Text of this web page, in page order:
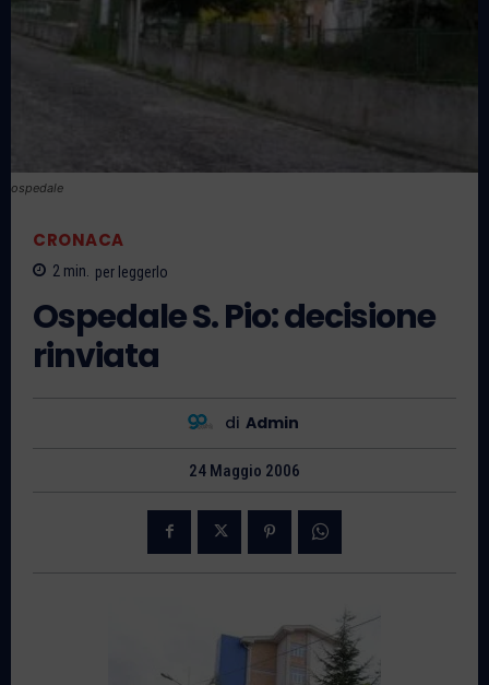
ospedale
CRONACA
2 min. per leggerlo
Ospedale S. Pio: decisione
rinviata
di Admin
24 Maggio 2006